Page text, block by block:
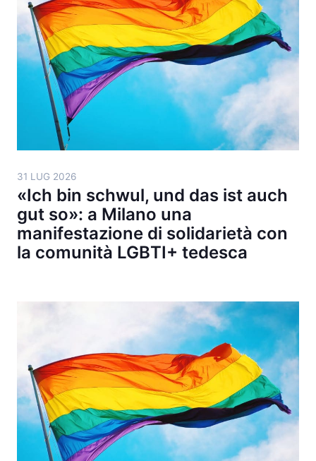
31 LUG 2026
«Ich bin schwul, und das ist auch
gut so»: a Milano una
manifestazione di solidarietà con
la comunità LGBTI+ tedesca